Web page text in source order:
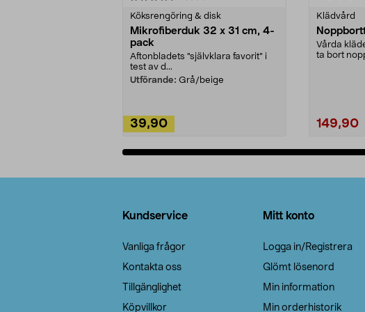
Köksrengöring & disk
Mikrofiberduk 32 x 31 cm, 4-
pack
Aftonbladets "självklara favorit” i
test av d...
Utförande: Grå/beige
39,90
Klädvård
Vårda
ta bort
149,90
Kundservice
Vanliga frågor
Kontakta oss
Tillgänglighet
Köpvillkor
Mitt konto
Logga in/Registrera
Glömt lösenord
Min information
Min orderhistorik